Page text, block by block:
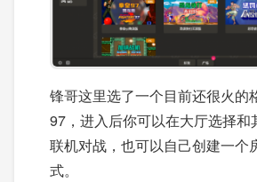
锋哥这里选了一个目前还很火的
97，进入后你可以在大厅选择和
联机对战，也可以自己创建一个
式。